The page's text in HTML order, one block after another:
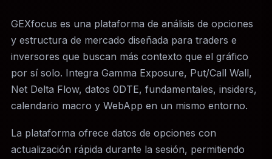
GEXfocus es una plataforma de análisis de opciones
y estructura de mercado diseñada para traders e
inversores que buscan más contexto que el gráfico
por sí solo. Integra Gamma Exposure, Put/Call Wall,
Net Delta Flow, datos 0DTE, fundamentales, insiders,
calendario macro y WebApp en un mismo entorno.
La plataforma ofrece datos de opciones con
actualización rápida durante la sesión, permitiendo